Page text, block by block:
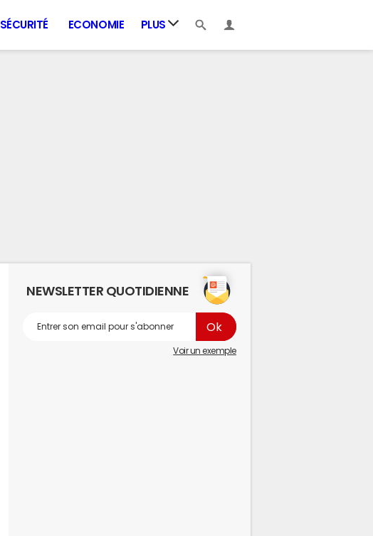
ECONOMIE PLUS
NEWSLETTER QUOTIDIENNE
Voir un exemple